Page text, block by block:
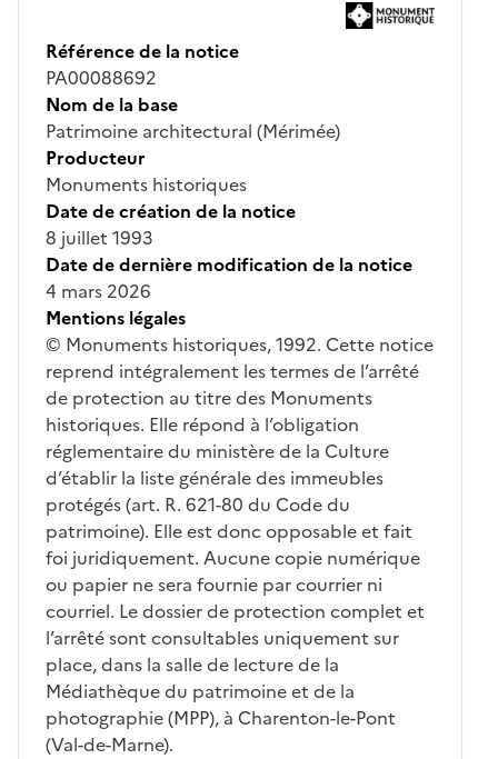
Référence de la notice
PA00088692
Nom de la base
Patrimoine architectural (Mérimée)
Producteur
Monuments historiques
Date de création de la notice
8 juillet 1993
Date de dernière modification de la notice
4 mars 2026
Mentions légales
© Monuments historiques, 1992. Cette notice
reprend intégralement les termes de l’arrêté
de protection au titre des Monuments
historiques. Elle répond à l’obligation
réglementaire du ministère de la Culture
d’établir la liste générale des immeubles
protégés (art. R. 621-80 du Code du
patrimoine). Elle est donc opposable et fait
foi juridiquement. Aucune copie numérique
ou papier ne sera fournie par courrier ni
courriel. Le dossier de protection complet et
l’arrêté sont consultables uniquement sur
place, dans la salle de lecture de la
Médiathèque du patrimoine et de la
photographie (MPP), à Charenton-le-Pont
(Val-de-Marne).